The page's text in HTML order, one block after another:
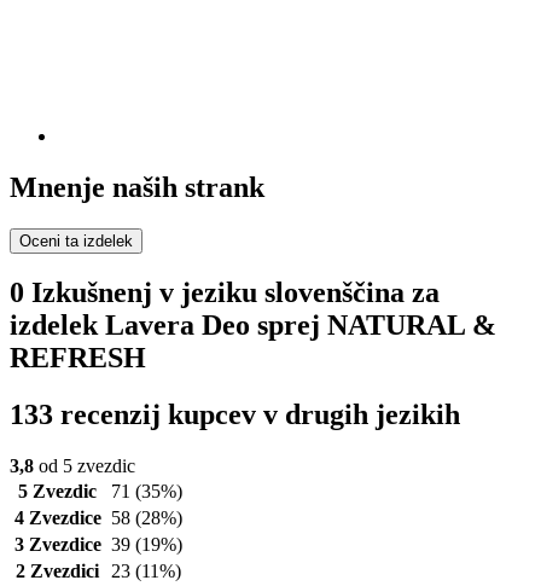
Mnenje naših strank
Oceni ta izdelek
0 Izkušnenj v jeziku slovenščina za
izdelek Lavera Deo sprej NATURAL &
REFRESH
133 recenzij kupcev v drugih jezikih
3,8 od 5 zvezdic
5 Zvezdic
71 (35%)
4 Zvezdice 58 (28%)
3 Zvezdice 39 (19%)
2 Zvezdici
23 (11%)